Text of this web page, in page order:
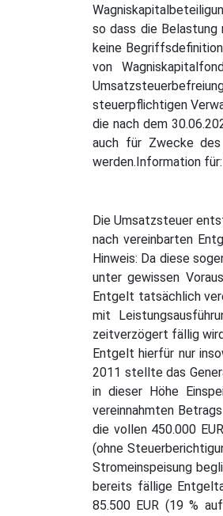
so dass die
keine
von
steuerpflichtigen
die nach dem
auch für Zwecke des
werden.Information
Die Umsatzsteuer
nach vereinbarten
Hinweis: Da diese
unter gewissen
Entgelt tatsächlich
mit
zeitverzögert fällig
Entgelt hierfür nur
2011 stellte das
in dieser Höhe
vereinnahmten
die vollen 450.000
(ohne
Stromeinspeisung
bereits fällige
85.500 EUR (19 %